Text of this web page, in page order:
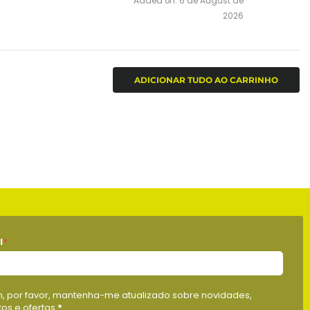
2026
ADICIONAR TUDO AO CARRINHO
*
por favor, mantenha-me atualizado sobre novidades,